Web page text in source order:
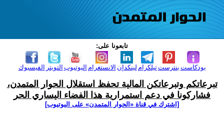
تابعونا على:
الفيسبوك التويتر اليوتيوب الانستغرام لينكدإن تيلكرامبنترست بودكاست
تبرعاتكم وتبرعاتكن المالية تحفظ استقلال الحوار المتمدن،
فشاركونا في دعم استمرارية هذا الفضاء اليساري الحر
[اشترك في قناة ‫«الحوار المتمدن» على اليوتيوب]